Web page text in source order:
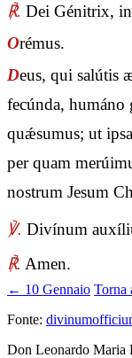
℟. Dei Génitrix,
Orémus.
Deus, qui salútis
fecúnda,
quǽsumus; ut
per quam
nostrum Jesum
℣. Divínum
℟. Amen.
← 10 Gennaio Torna
Fonte:
Don Leonardo Maria